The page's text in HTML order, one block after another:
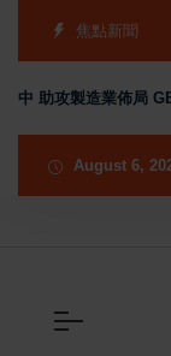
焦點新聞
製造業佈局 GEO
August 6,